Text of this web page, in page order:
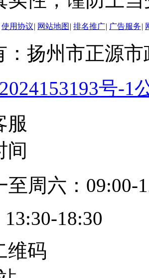
使用协议| 网站地图 | 排名推广| 广告服务|
：扬州市正源
号-1
服
间
至周六：09:00-
13:30-18:30
维码